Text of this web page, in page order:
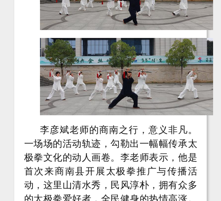
李彦斌老师的商南之行，意义非凡。
一场场的活动轨迹，勾勒出一幅幅传承太
极拳文化的动人画卷。李老师表示，他是
首次来商南县开展太极拳推广与传播活
动，这里山清水秀，民风淳朴，拥有众多
的太极拳爱好者，全民健身的热情高涨。